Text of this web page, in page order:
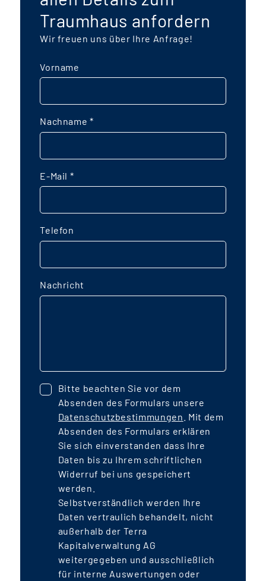
Traumhaus anfordern
Wir freuen uns über Ihre Anfrage!
Vorname
Nachname*
E-Mail *
Telefon
Nachricht
Bitte beachten Sie vor dem
Absenden des Formulars unsere
Datenschutzbestimmungen . Mit dem
Absenden des Formulars erklären
Sie sich einverstanden dass Ihre
Daten bis zu Ihrem schriftlichen
Widerruf bei uns gespeichert
werden.
Selbstverständlich werden Ihre
Daten vertraulich behandelt, nicht
außerhalb der Terra
Kapitalverwaltung AG
weitergegeben und ausschließlich
für interne Auswertungen oder